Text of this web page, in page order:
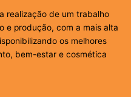
realização de um trabalho
e produção, com a mais alta
os melhores
bem-estar e cosmética